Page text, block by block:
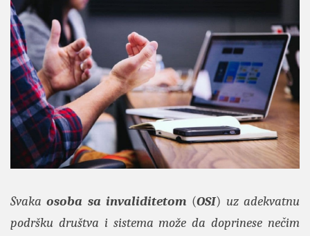
Svakaosoba sa invaliditetom (OSI) uz adekvatnu
podršku društva i sistema može da doprinese nečim